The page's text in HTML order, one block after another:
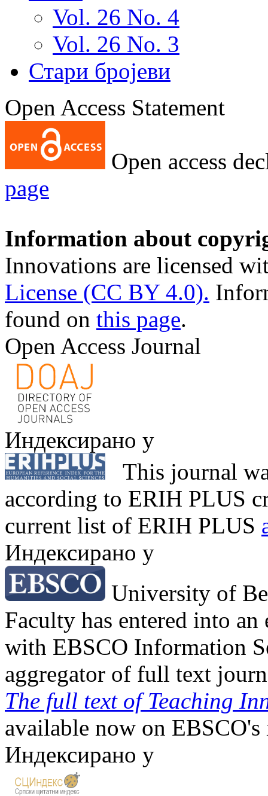
Vol. 26 No. 4
Vol. 26 No. 3
Стари бројеви
Open Access Statement
Open access
page
Information about
Innovations are licensed
License (CC BY 4.0).
found on this page.
Open Access Journal
Индексирано у
This journal
according to ERIH PLUS
current list of ERIH PLUS
Индексирано у
University of
Faculty has entered into
with EBSCO Information
aggregator of full text
The full text of Teaching
available now on EBSCO's
Индексирано у